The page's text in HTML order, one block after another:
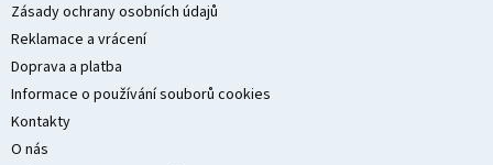
Zásady ochrany osobních údajů
Reklamace a vrácení
Doprava a platba
Informace o používání souborů cookies
Kontakty
O nás